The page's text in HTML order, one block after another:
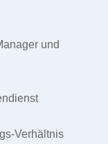
und
Verhältnis